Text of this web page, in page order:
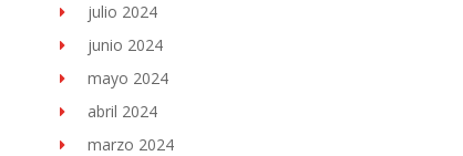
julio 2024
junio 2024
mayo 2024
abril 2024
marzo 2024